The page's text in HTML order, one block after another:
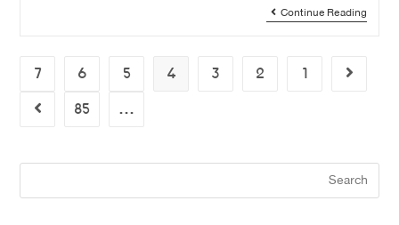
Continue Reading
1
2
3
4
5
6
7
…
85